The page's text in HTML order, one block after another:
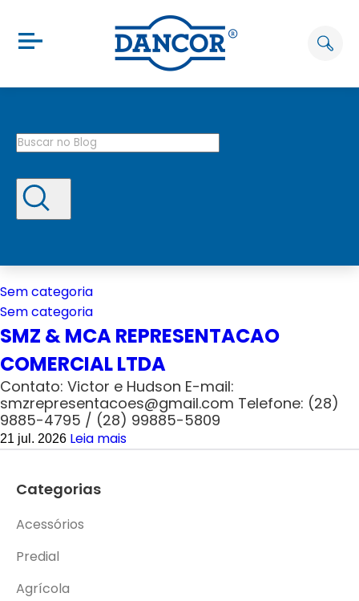
Sem categoria
Sem categoria
SMZ & MCA REPRESENTACAO
COMERCIAL LTDA
Contato: Victor e Hudson E-mail:
smzrepresentacoes@gmail.com Telefone: (28)
9885-4795 / (28) 99885-5809
21 jul. 2026 Leia mais
Categorias
Acessórios
Predial
Agrícola